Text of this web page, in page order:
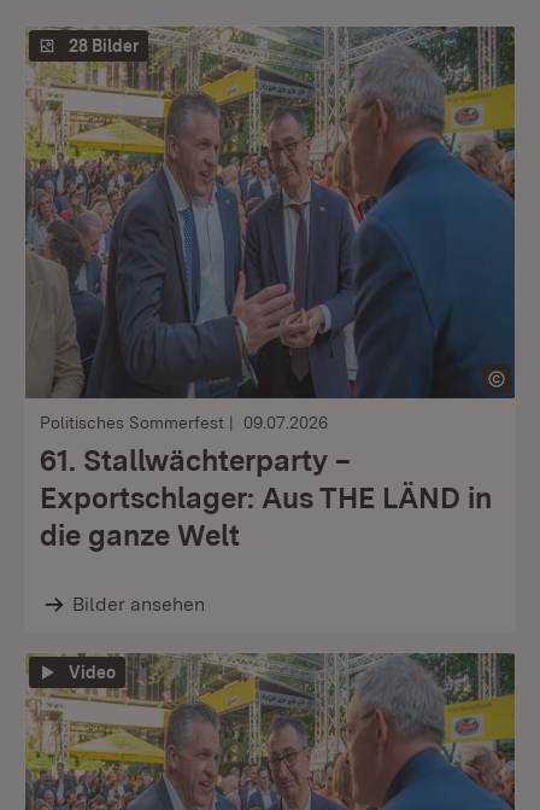
28 Bilder
Politisches Sommerfest 09.07.2026
61. Stallwächterparty –
Exportschlager: Aus THE LÄND in
die ganze Welt
Bilder ansehen
Video